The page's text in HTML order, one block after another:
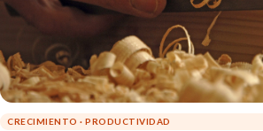
CRECIMIENTO · PRODUCTIVIDAD